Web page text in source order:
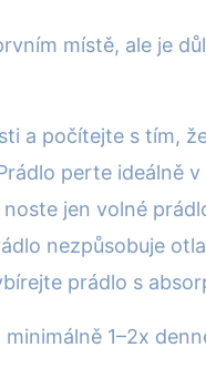
místě, ale je
a počítejte s tím,
perte ideálně
jen volné
nezpůsobuje
prádlo s
1–2x